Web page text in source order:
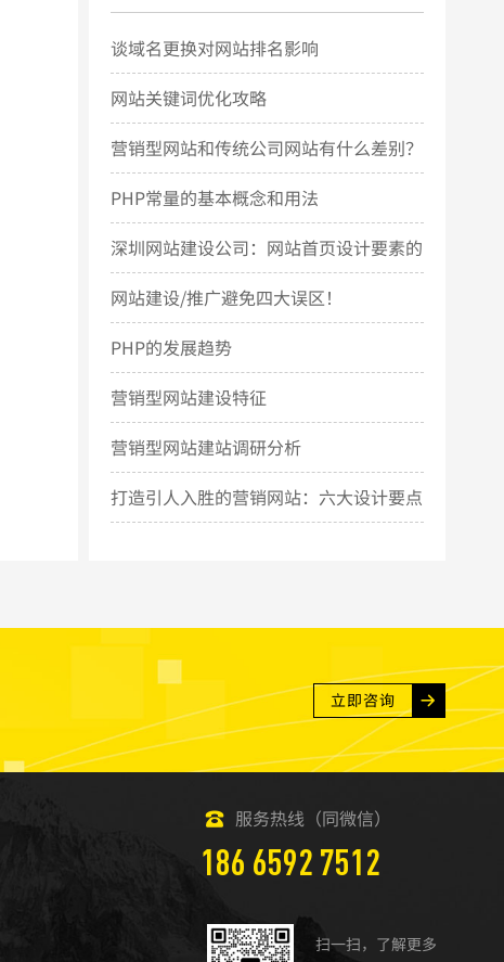
谈域名更换对网站排名影响
网站关键词优化攻略
营销型网站和传统公司网站有什么差别？
PHP常量的基本概念和用法
深圳网站建设公司：网站首页设计要素的
几点简要说明
网站建设/推广避免四大误区！
PHP的发展趋势
营销型网站建设特征
营销型网站建站调研分析
打造引人入胜的营销网站：六大设计要点
立即咨询
服务热线（同微信）
186 6592 7512
扫一扫，了解更多